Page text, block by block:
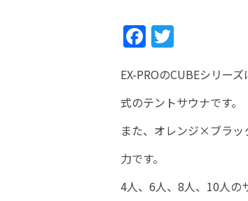
Fac
ok
EX-PROのCUBEシリー
式のテントサウナです。
また、オレンジ×ブラッ
力です。
4人、6人、8人、10人の